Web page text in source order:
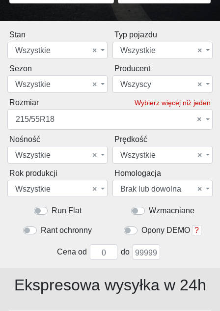
Stan
×
Wszystkie
Typ pojazdu
×
Wszystkie
Sezon
×
Wszystkie
Producent
×
Wszyscy
Rozmiar Wybierz więcej niż jeden
×
215/55R18
Nośność
×
Wszystkie
Prędkość
×
Wszystkie
Rok produkcji
×
Wszystkie
Homologacja
×
Brak lub dowolna
Run Flat Wzmacniane
Rant ochronny Opony DEMO ?
Cena od do
Ekspresowa wysyłka w 24h